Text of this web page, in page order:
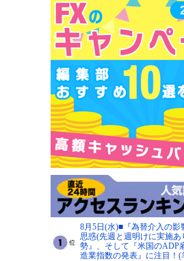
8月5日(水)■『為替介入の影
思惑(先週と週明けに実施
勢』、そして『米国のADP
造業指数の発表』に注目！(